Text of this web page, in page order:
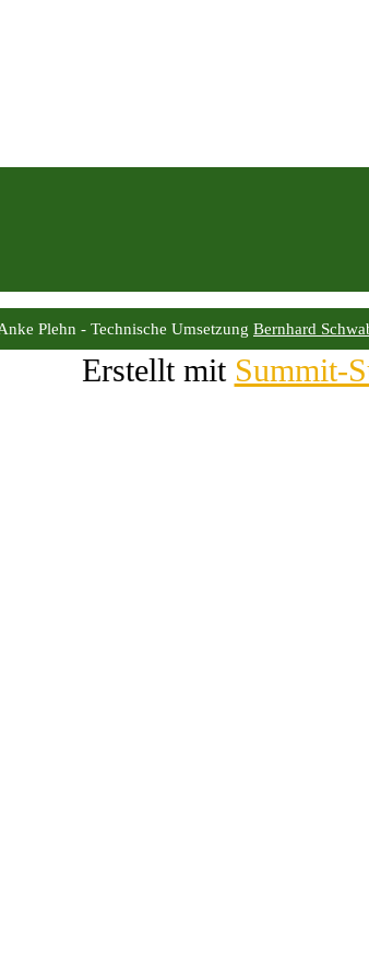
Plehn - Technische Umsetzung Bernhard
Erstellt mit Summit-